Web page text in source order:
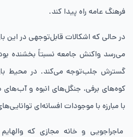
فرهنگ عامه راه پیدا کند.
در حالی که اشکالات قابل‌توجهی در این
می‌رسد واکنش جامعه نسبتاً بخشنده
گسترش جلب‌توجه می‌کند. در محیط
کوه‌های برفی، جنگل‌های انبوه و
با مبارزه با موجودات افسانه‌ای
ماجراجویی و خانه مجازی که